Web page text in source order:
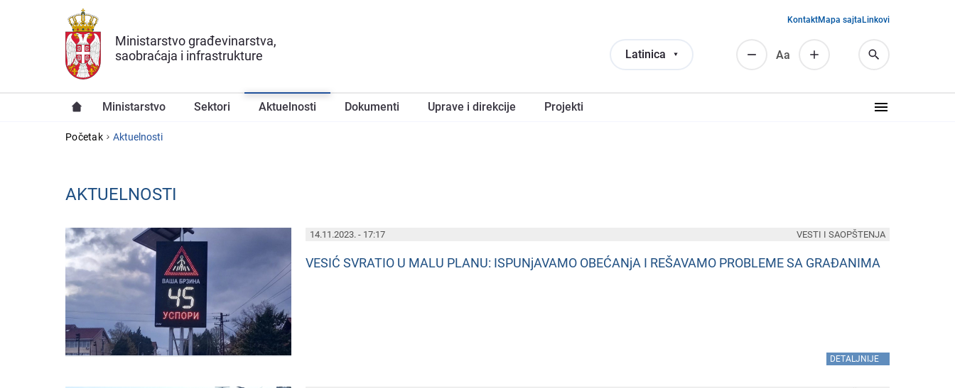
Preskoči na glavni deo sadržaja
Ministarstvo građevinarstva,
saobraćaja i infrastrukture
Latinica Аа
KontaktMapa sajta Linkovi
Ministarstvo Sektori Aktuelnosti Dokumеnti Upravе i direkcije Projеkti
YOU ARE HERE
Početak Aktuelnosti
AKTUELNOSTI
14.11.2023. - 17:17
VESIĆ SVRATIO U MALU PLANU: ISPUNjAVAMO OBEĆANjA I REŠAVAMO PROBLEME SA GRAĐANIMA
DETALJNIJE
VESTI I SAOPŠTENJA
PAGES